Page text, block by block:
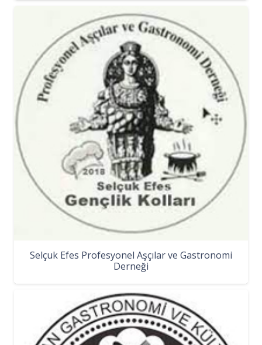
Selçuk Efes Profesyonel Aşçılar ve Gastronomi
Derneği